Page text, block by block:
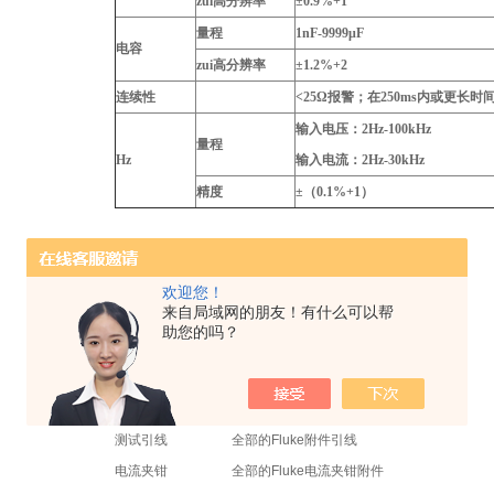
欢迎您！
来自局域网的朋友！有什么可以帮
助您的吗？
电容
量程 1nF-9999μF
zui高分辨率 ±1.2%+2
连续性 <25Ω报警；在250ms内或更长时
Hz
量程
输入电压：2Hz-100kHz
输入电流：2Hz-30kHz
精度 ±（0.1%+1）
仪表悬挂 ToolPak磁体以及索带组件
仪表箱
C50衬垫仪表箱
C20硬质仪表箱
测试引线
全部的Fluke附件引线
电流夹钳
全部的Fluke电流夹钳附件